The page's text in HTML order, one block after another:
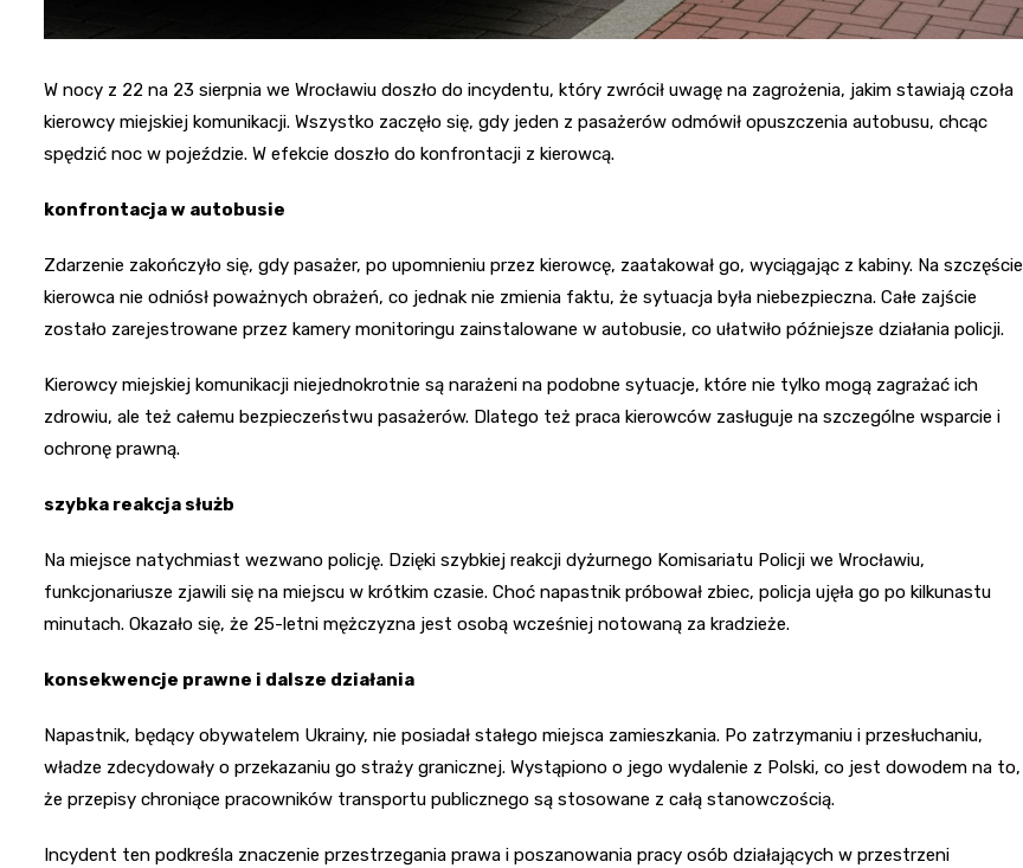
W nocy z 22 na 23 sierpnia we Wrocławiu doszło do incydentu, który zwrócił uwagę na zagrożenia, jakim stawiają czoła
kierowcy miejskiej komunikacji. Wszystko zaczęło się, gdy jeden z pasażerów odmówił opuszczenia autobusu, chcąc
spędzić noc w pojeździe. W efekcie doszło do konfrontacji z kierowcą.
konfrontacja w autobusie
Zdarzenie zakończyło się, gdy pasażer, po upomnieniu przez kierowcę, zaatakował go, wyciągając z kabiny. Na szczęście
kierowca nie odniósł poważnych obrażeń, co jednak nie zmienia faktu, że sytuacja była niebezpieczna. Całe zajście
zostało zarejestrowane przez kamery monitoringu zainstalowane w autobusie, co ułatwiło późniejsze działania policji.
Kierowcy miejskiej komunikacji niejednokrotnie są narażeni na podobne sytuacje, które nie tylko mogą zagrażać ich
zdrowiu, ale też całemu bezpieczeństwu pasażerów. Dlatego też praca kierowców zasługuje na szczególne wsparcie i
ochronę prawną.
szybka reakcja służb
Na miejsce natychmiast wezwano policję. Dzięki szybkiej reakcji dyżurnego Komisariatu Policji we Wrocławiu,
funkcjonariusze zjawili się na miejscu w krótkim czasie. Choć napastnik próbował zbiec, policja ujęła go po kilkunastu
minutach. Okazało się, że 25-letni mężczyzna jest osobą wcześniej notowaną za kradzieże.
konsekwencje prawne i dalsze działania
Napastnik, będący obywatelem Ukrainy, nie posiadał stałego miejsca zamieszkania. Po zatrzymaniu i przesłuchaniu,
władze zdecydowały o przekazaniu go straży granicznej. Wystąpiono o jego wydalenie z Polski, co jest dowodem na to,
że przepisy chroniące pracowników transportu publicznego są stosowane z całą stanowczością.
Incydent ten podkreśla znaczenie przestrzegania prawa i poszanowania pracy osób działających w przestrzeni